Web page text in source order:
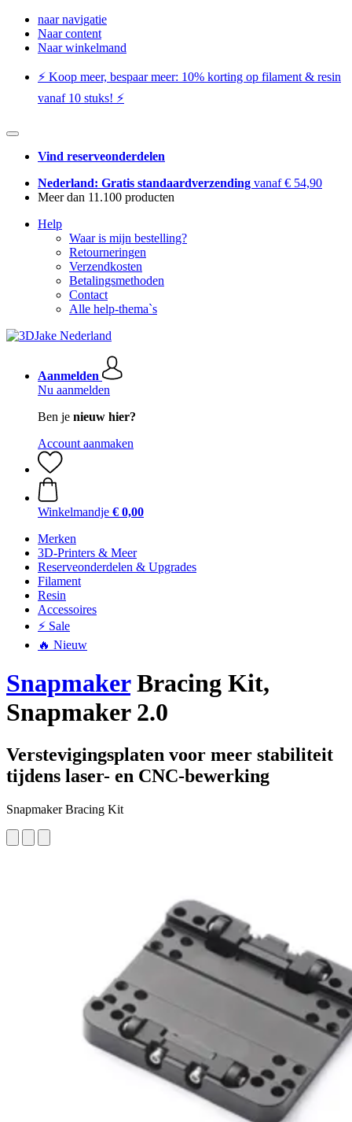
naar navigatie
Naar content
Naar winkelmand
⚡️ Koop meer, bespaar meer: ​​10% korting op filament & resin
vanaf 10 stuks! ⚡️
Vind reserveonderdelen
Nederland: Gratis standaardverzending vanaf € 54,90
Meer dan 11.100 producten
Help
Waar is mijn bestelling?
Retourneringen
Verzendkosten
Betalingsmethoden
Contact
Alle help-thema`s
Aanmelden
Nu aanmelden
Ben je nieuw hier?
Account aanmaken
Winkelmandje € 0,00
Merken
3D-Printers & Meer
Reserveonderdelen & Upgrades
Filament
Resin
Accessoires
⚡ Sale
🔥 Nieuw
SnapmakerBracing Kit,
Snapmaker 2.0
Verstevigingsplaten voor meer stabiliteit
tijdens laser- en CNC-bewerking
Snapmaker Bracing Kit